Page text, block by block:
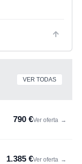
VER TODAS
790 €Ver oferta →
1.385 €Ver oferta →